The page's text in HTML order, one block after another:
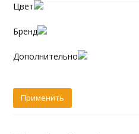
Цвет
Бренд
Дополнительно